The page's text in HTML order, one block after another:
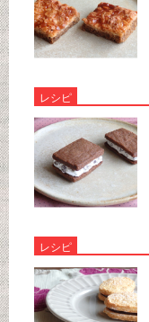
レシピ
レシピ